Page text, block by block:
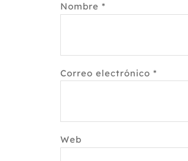
Nombre *
Correo electrónico *
Web